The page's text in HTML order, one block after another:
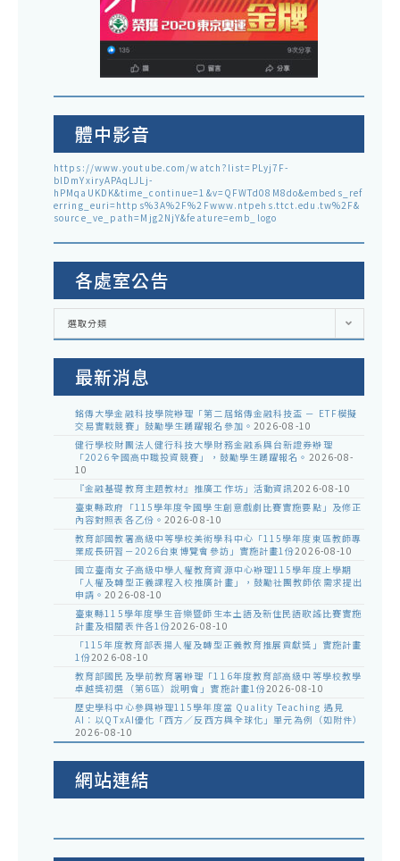
體中影音
https://www.youtube.com/watch?list=PLyj7F-
blDmYxiryAPAqLJLj-
hPMqaUKDK&time_continue=1&v=QFWTd08M8do&embeds_ref
erring_euri=https%3A%2F%2Fwww.ntpehs.ttct.edu.tw%2F&
source_ve_path=Mjg2NjY&feature=emb_logo
各處室公告
各
室
選取分類
最新消息
銘傳大學金融科技學院辦理「第二屆銘傳金融科技盃 － ETF模擬
交易實戰競賽」鼓勵學生踴躍報名參加。 2026-08-10
健行學校財團法人健行科技大學財務金融系與台新證券辦理
「2026全國高中職投資競賽」，鼓勵學生踴躍報名。 2026-08-
10
『金融基礎教育主題教材』推廣工作坊」活動資訊2026-08-10
臺東縣政府「115學年度全國學生創意戲劇比賽實施要點」及修正
內容對照表各乙份。 2026-08-10
教育部國教署高級中等學校美術學科中心「115學年度東區教師專
業成長研習－2026台東博覽會參訪」實施計畫1份2026-08-10
國立臺南女子高級中學人權教育資源中心辦理115學年度上學期
「人權及轉型正義課程入校推廣計畫」，鼓勵社團教師依需求提出
申請。2026-08-10
臺東縣115學年度學生音樂暨師生本土語及新住民語歌謠比賽實施
計畫及相關表件各1份2026-08-10
「115年度教育部表揚人權及轉型正義教育推展貢獻獎」實施計畫
1份2026-08-10
教育部國民及學前教育署辦理「116年度教育部高級中等學校教學
卓越獎初選（第6區）說明會」實施計畫1份2026-08-10
歷史學科中心參與辦理115學年度當 Quality Teaching 遇見
AI：以QTxAI優化「西方／反西方與全球化」單元為例（如附件）
2026-08-10
網站連結